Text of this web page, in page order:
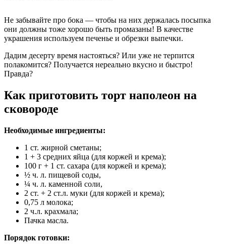
Не забывайте про бока — чтобы на них держалась посыпка
они должны тоже хорошо быть промазаны! В качестве
украшения используем печенье и обрезки выпечки.
Дадим десерту время настояться? Или уже не терпится
полакомится? Получается нереально вкусно и быстро!
Правда?
Как приготовить торт наполеон на
сковороде
Необходимые ингредиенты:
1 ст. жирной сметаны;
1 + 3 средних яйца (для коржей и крема);
100 г + 1 ст. сахара (для коржей и крема);
½ ч. л. пищевой соды,
¼ ч. л. каменной соли,
2 ст. + 2 ст.л. муки (для коржей и крема);
0,75 л молока;
2 ч.л. крахмала;
Пачка масла.
Порядок готовки: